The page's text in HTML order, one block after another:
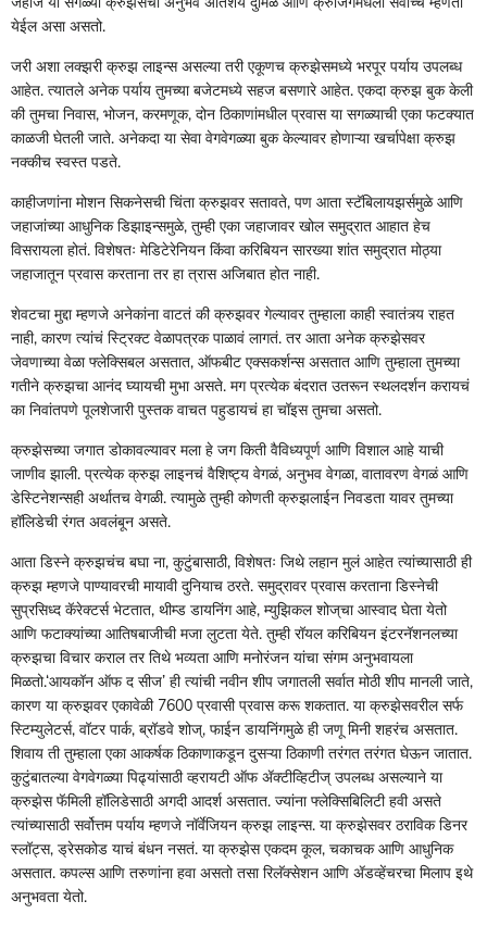
येईल असा असतो.
जरी अशा लक्झरी क्रुझ लाइन्स असल्या तरी एकूणच क्रुझेसमध्ये भरपूर पर्याय उपलब्ध
आहेत. त्यातले अनेक पर्याय तुमच्या बजेटमध्ये सहज बसणारे आहेत. एकदा क्रुझ बुक केली
की तुमचा निवास, भोजन, करमणूक, दोन ठिकाणांमधील प्रवास या सगळ्याची एका फटक्यात
काळजी घेतली जाते. अनेकदा या सेवा वेगवेगळ्या बुक केल्यावर होणाऱ्या खर्चापेक्षा क्रुझ
नक्कीच स्वस्त पडते.
काहीजणांना मोशन सिकनेसची चिंता क्रुझवर सतावते, पण आता स्टॅबिलायझर्समुळे आणि
जहाजांच्या आधुनिक डिझाइन्समुळे, तुम्ही एका जहाजावर खोल समुद्रात आहात हेच
विसरायला होतं. विशेषतः मेडिटेरेनियन किंवा करिबियन सारख्या शांत समुद्रात मोठ्या
जहाजातून प्रवास करताना तर हा त्रास अजिबात होत नाही.
शेवटचा मुद्दा म्हणजे अनेकांना वाटतं की क्रुझवर गेल्यावर तुम्हाला काही स्वातंत्र्य राहत
नाही, कारण त्यांचं स्ट्रिक्ट वेळापत्रक पाळावं लागतं. तर आता अनेक क्रुझेसवर
जेवणाच्या वेळा फ्लेक्सिबल असतात, ऑफबीट एक्सकर्शन्स असतात आणि तुम्हाला तुमच्या
गतीने क्रुझचा आनंद घ्यायची मुभा असते. मग प्रत्येक बंदरात उतरून स्थलदर्शन करायचं
का निवांतपणे पूलशेजारी पुस्तक वाचत पहुडायचं हा चॉइस तुमचा असतो.
क्रुझेसच्या जगात डोकावल्यावर मला हे जग किती वैविध्यपूर्ण आणि विशाल आहे याची
जाणीव झाली. प्रत्येक क्रुझ लाइनचं वैशिष्ट्य वेगळं, अनुभव वेगळा, वातावरण वेगळं आणि
डेस्टिनेशन्सही अर्थातच वेगळी. त्यामुळे तुम्ही कोणती क्रुझलाईन निवडता यावर तुमच्या
हॉलिडेची रंगत अवलंबून असते.
आता डिस्ने क्रुझचंच बघा ना, कुटुंबासाठी, विशेषतः जिथे लहान मुलं आहेत त्यांच्यासाठी ही
क्रुझ म्हणजे पाण्यावरची मायावी दुनियाच ठरते. समुद्रावर प्रवास करताना डिस्नेची
सुप्रसिध्द कॅरेक्टर्स भेटतात, थीम्ड डायनिंग आहे, म्युझिकल शोज्‌‍चा आस्वाद घेता येतो
आणि फटाक्यांच्या आतिषबाजीची मजा लुटता येते. तुम्ही रॉयल करिबियन इंटरनॅशनलच्या
क्रुझचा विचार कराल तर तिथे भव्यता आणि मनोरंजन यांचा संगम अनुभवायला
मिळतो.‌‘आयकॉन ऑफ द सीज‌’ ही त्यांची नवीन शीप जगातली सर्वात मोठी शीप मानली जाते,
कारण या क्रुझवर एकावेळी 7600 प्रवासी प्रवास करू शकतात. या क्रुझेसवरील सर्फ
स्टिम्युलेटर्स, वॉटर पार्क, ब्रॉडवे शोज्‌‍, फाईन डायनिंगमुळे ही जणू मिनी शहरंच असतात.
शिवाय ती तुम्हाला एका आकर्षक ठिकाणाकडून दुसऱ्या ठिकाणी तरंगत तरंगत घेऊन जातात.
कुटुंबातल्या वेगवेगळ्या पिढ्यांसाठी व्हरायटी ऑफ ॲक्टीव्हिटीज्‌‍ उपलब्ध असल्याने या
क्रुझेस फॅमिली हॉलिडेसाठी अगदी आदर्श असतात. ज्यांना फ्लेक्सिबिलिटी हवी असते
त्यांच्यासाठी सर्वोत्तम पर्याय म्हणजे नॉर्वेजियन क्रुझ लाइन्स. या क्रुझेसवर ठराविक डिनर
स्लॉट्स, ड्रेसकोड याचं बंधन नसतं. या क्रुझेस एकदम कूल, चकाचक आणि आधुनिक
असतात. कपल्स आणि तरुणांना हवा असतो तसा रिलॅक्सेशन आणि ॲडव्हेंचरचा मिलाप इथे
अनुभवता येतो.